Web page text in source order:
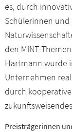
es, durch
Schülerinnen
den MINT-
Hartmann wurde
Unternehmen
durch
Preisträgerinnen